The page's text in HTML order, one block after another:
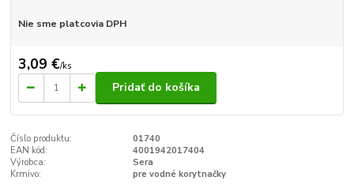
Nie sme platcovia DPH
3,09 €/ks
Pridať do košíka
Číslo produktu:
01740
EAN kód:
4001942017404
Výrobca:
Sera
Krmivo:
pre vodné korytnačky